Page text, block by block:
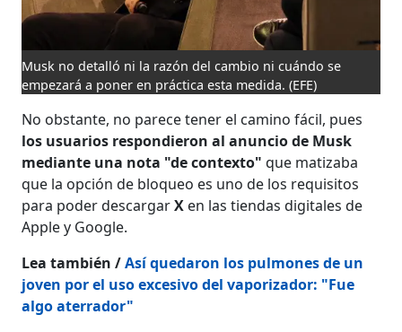
Musk no detalló ni la razón del cambio ni cuándo se
empezará a poner en práctica esta medida. (EFE)
No obstante, no parece tener el camino fácil, pues
los usuarios respondieron al anuncio de Musk
mediante una nota "de contexto" que matizaba
que la opción de bloqueo es uno de los requisitos
para poder descargarX en las tiendas digitales de
Apple y Google.
Lea también /Así quedaron los pulmones de un
joven por el uso excesivo del vaporizador: "Fue
algo aterrador"